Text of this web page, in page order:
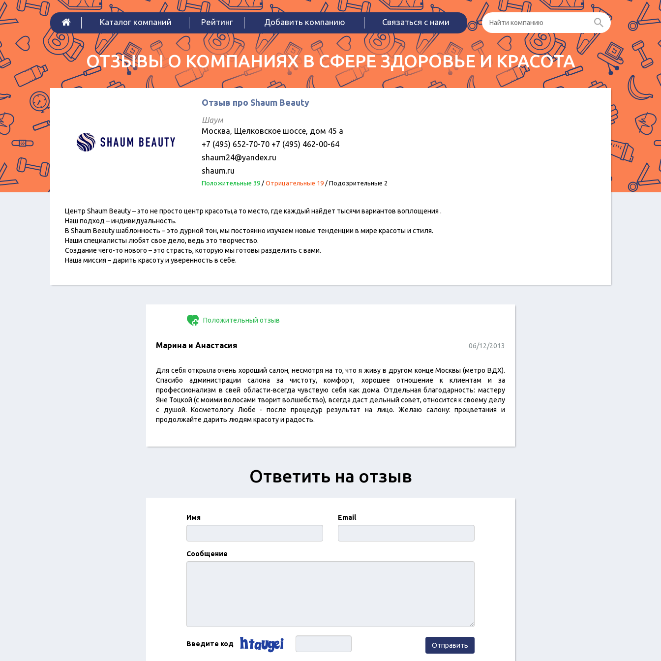
Каталог компаний Рейтинг Добавить компанию Связаться с нами
ОТЗЫВЫ О КОМПАНИЯХ В СФЕРЕ ЗДОРОВЬЕ И КРАСОТА
Отзыв про Shaum Beauty
Шаум
Москва, Щелковское шоссе, дом 45 а
+7 (495) 652-70-70 +7 (495) 462-00-64
shaum24@yandex.ru
shaum.ru
Положительные 39/ Отрицательные 19/ Подозрительные 2
Центр Shaum Beauty – это не просто центр красоты,а то место, где каждый найдет тысячи вариантов воплощения .
Наш подход – индивидуальность.
В Shaum Beauty шаблонность – это дурной тон, мы постоянно изучаем новые тенденции в мире красоты и стиля.
Наши специалисты любят свое дело, ведь это творчество.
Создание чего-то нового – это страсть, которую мы готовы разделить с вами.
Наша миссия – дарить красоту и уверенность в себе.
Положительный отзыв
Марина и Анастасия 06/12/2013
Для себя открыла очень хороший салон, несмотря на то, что я живу в другом конце Москвы (метро ВДХ).
Спасибо администрации салона за чистоту, комфорт, хорошее отношение к клиентам и за
профессионализм в свей области-всегда чувствую себя как дома. Отдельная благодарность: мастеру
Яне Тоцкой (с моими волосами творит волшебство), всегда даст дельный совет, относится к своему делу
с душой. Косметологу Любе - после процедур результат на лицо. Желаю салону: процветания и
продолжайте дарить людям красоту и радость.
Ответить на отзыв
Имя Email
Сообщение
Введите код Отправить